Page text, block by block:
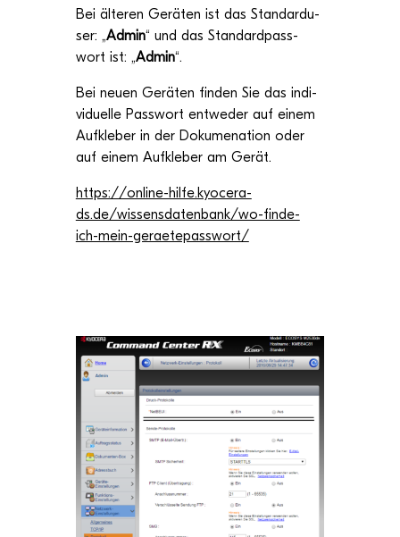
Bei älte­ren Gerä­ten ist das Stan­dardu­
ser: „Admin“ und das Stan­dard­pass­
wort ist: „Admin“.
Bei neuen Gerä­ten fin­den Sie das indi­
vi­du­elle Pass­wort ent­we­der auf einem
Auf­kle­ber in der Doku­me­na­tion oder
auf einem Auf­kle­ber am Gerät.
https://online-hilfe.kyocera-
ds.de/wissensdatenbank/wo-finde-
ich-mein-geraetepasswort/